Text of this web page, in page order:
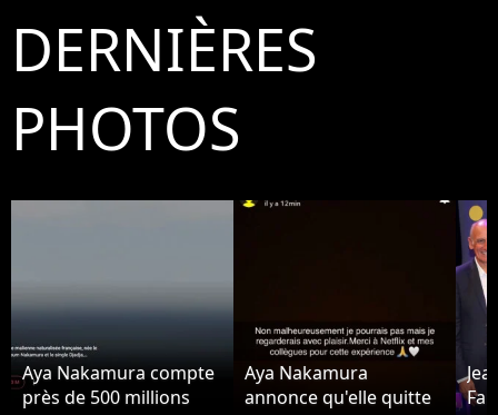
DERNIÈRES
PHOTOS
Aya Nakamura compte
près de 500 millions
Aya Nakamura
annonce qu'elle quitte